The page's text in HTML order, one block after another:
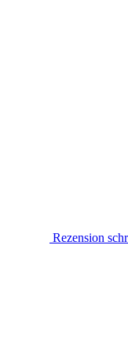
Rezension